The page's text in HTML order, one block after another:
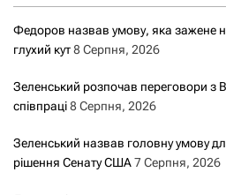
Федоров назвав умову, яка зажене
глухий кут8 Серпня, 2026
Зеленський розпочав переговори з
співпраці8 Серпня, 2026
Зеленський назвав головну умову
рішення Сенату США7 Серпня, 2026